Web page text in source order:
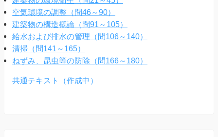
空気環境の調整（問46～90）
建築物の構造概論（問91～105）
給水および排水の管理（問106～140）
清掃（問141～165）
ねずみ、昆虫等の防除（問166～180）
共通テキスト（作成中）